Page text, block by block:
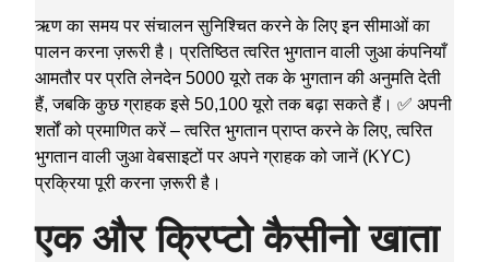
ऋण का समय पर संचालन सुनिश्चित करने के लिए इन सीमाओं का
पालन करना ज़रूरी है। प्रतिष्ठित त्वरित भुगतान वाली जुआ कंपनियाँ
आमतौर पर प्रति लेनदेन 5000 यूरो तक के भुगतान की अनुमति देती
हैं, जबकि कुछ ग्राहक इसे 50,100 यूरो तक बढ़ा सकते हैं। ✅ अपनी
शर्तों को प्रमाणित करें – त्वरित भुगतान प्राप्त करने के लिए, त्वरित
भुगतान वाली जुआ वेबसाइटों पर अपने ग्राहक को जानें (KYC)
प्रक्रिया पूरी करना ज़रूरी है।
एक और क्रिप्टो कैसीनो खाता